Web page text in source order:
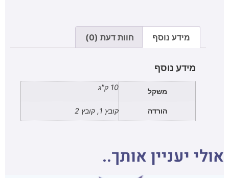
מידע נוסף חוות דעת (0)
מידע נוסף
משקל 10 ק"ג
הורדה קובץ 1, קובץ 2
אולי יעניין אותך..